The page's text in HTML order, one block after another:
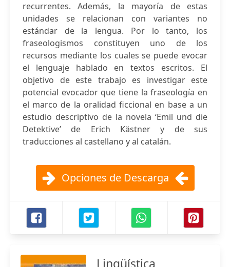
recurrentes. Además, la mayoría de estas
unidades se relacionan con variantes no
estándar de la lengua. Por lo tanto, los
fraseologismos constituyen uno de los
recursos mediante los cuales se puede evocar
el lenguaje hablado en textos escritos. El
objetivo de este trabajo es investigar este
potencial evocador que tiene la fraseología en
el marco de la oralidad ficcional en base a un
estudio descriptivo de la novela ‘Emil und die
Detektive’ de Erich Kästner y de sus
traducciones al castellano y al catalán.
Opciones de Descarga
Lingüística